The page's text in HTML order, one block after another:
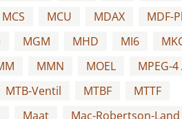
MCS MCU MDAX MDF-
MGM MHD MI6
MMN MOEL MPEG-4
MTB-Ventil MTBF
MTTF
Maat Mac-Robertson-Land